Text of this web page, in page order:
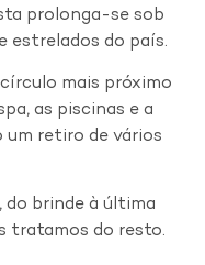
prolonga-se sob
estrelados do país.
mais próximo
as piscinas e a
um retiro de vários
do brinde à última
tratamos do resto.